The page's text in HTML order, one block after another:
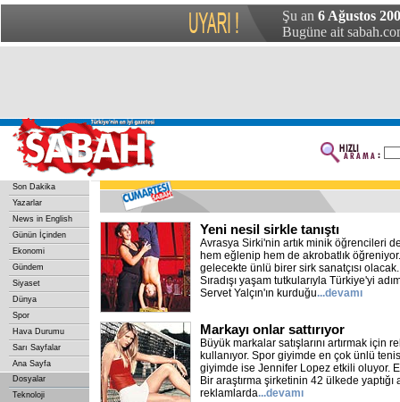
Şu an 6 Ağustos
Bugüne ait
Son Dakika
Yazarlar
News in English
Günün İçinden
Ekonomi
Gündem
Siyaset
Dünya
Spor
Hava Durumu
Sarı Sayfalar
Ana Sayfa
Dosyalar
Teknoloji
Yeni nesil sirkle tanıştı
Avrasya Sirki'nin artık minik öğrencileri
hem eğlenip hem de akrobatlık
gelecekte ünlü birer sirk sanatçısı
Sıradışı yaşam tutkularıyla Türkiye'yi
Servet Yalçın'ın kurduğu...devamı
Markayı onlar sattırıyor
Büyük markalar satışlarını artırmak için
kullanıyor. Spor giyimde en çok ünlü
giyimde ise Jennifer Lopez etkili oluyor.
Bir araştırma şirketinin 42 ülkede yaptığı
reklamlarda...devamı